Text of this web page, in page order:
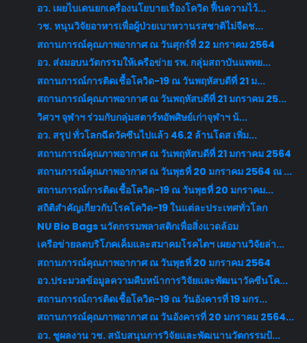
อว. เผยไบเดนยกเครื่องนโยบายเรื่องโควิด ฟื้นความไว้...
วช. หนุนวิจัยอาหารเพื่อผู้ป่วยเบาหวานรสชาติไม่จืดช...
สถานการณ์คุณภาพอากาศ ณ วันศุกร์ที่ 22 มกราคม 2564
อว. ส่งมอบนวัตกรรมให้เครือข่าย รพ. กลุ่มสถาบันแพทย...
สถานการณ์การติดเชื้อโควิด-19 ณ วันพฤหัสบดีที่ 21 ม...
สถานการณ์คุณภาพอากาศ ณ วันพฤหัสบดีที่ 21 มกราคม 25...
วิศวฯ จุฬาฯ ร่วมกับกลุ่มสตาร์ทอัพศิษย์เก่าจุฬาฯ น้...
อว. สรุป ทั่วโลกฉีดวัคซีนไปแล้ว 46.2 ล้านโดส เพิ่ม...
สถานการณ์คุณภาพอากาศ ณ วันพฤหัสบดีที่ 21 มกราคม 2564
สถานการณ์คุณภาพอากาศ ณ วันพุธที่ 20 มกราคม 2564 ณ ...
สถานการณ์การติดเชื้อโควิด-19 ณ วันพุธที่ 20 มกราคม...
สถิติสำคัญเกี่ยวกับโรคโควิด-19 ในแต่ละประเทศทั่วโลก
NU Bio Bags นวัตกรรมพลาสติกเพื่อสิ่งแวดล้อม
เครือข่ายลดบริโภคเค็มและสมาคมโรคไตฯ เผยงานวิจัยล่า...
สถานการณ์คุณภาพอากาศ ณ วันพุธที่ 20 มกราคม 2564
อว.ประมวลข้อมูลความคืบหน้าการวิจัยและพัฒนาวัคซีนโค...
สถานการณ์การติดเชื้อโควิด-19 ณ วันอังคารที่ 19 มกร...
สถานการณ์คุณภาพอากาศ ณ วันอังคารที่ 20 มกราคม 2564...
อว. ชูผลงาน วช. สนับสนุนการวิจัยและพัฒนานวัตกรรมป้...